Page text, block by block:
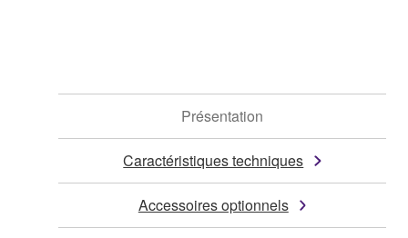
Présentation
Caractéristiques techniques
Accessoires optionnels